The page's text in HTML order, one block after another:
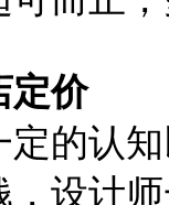
定价
的认
设计